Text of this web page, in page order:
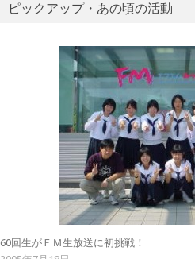
ピックアップ・あの頃の活動
60回生がＦＭ生放送に初挑戦！